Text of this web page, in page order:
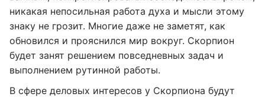
никакая непосильная работа духа и мысли этому
знаку не грозит. Многие даже не заметят, как
обновился и прояснился мир вокруг. Скорпион
будет занят решением повседневных задач и
выполнением рутинной работы.
В сфере деловых интересов у Скорпиона будут